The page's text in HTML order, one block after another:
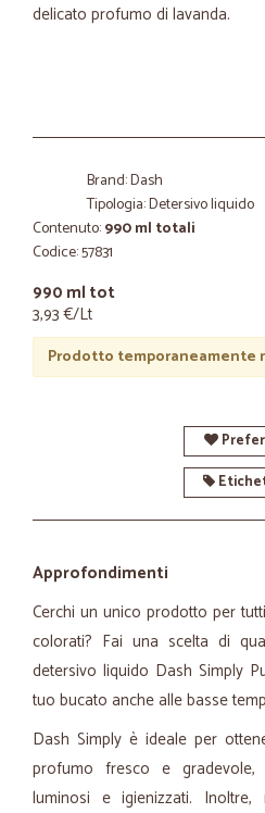
delicato profumo di lavanda.
Brand: Dash
Tipologia: Detersivo liquido
Contenuto:990 ml totali
Codice: 57831
990 ml tot
3,93 €/Lt
Prodotto temporaneamente
Approfondimenti
Cerchi un unico prodotto per
colorati? Fai una scelta di
detersivo liquido Dash Simply
tuo bucato anche alle basse
Dash Simply è ideale per
profumo fresco e gradevole,
luminosi e igienizzati. Inoltre,